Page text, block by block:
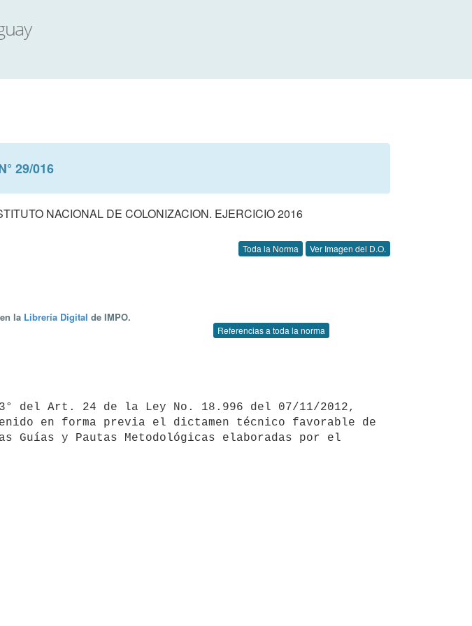
29/016
NACIONAL DE COLONIZACION. EJERCICIO 2016
Toda la Norma Ver Imagen del D.O.
la Librería Digital de IMPO.
Referencias a toda la norma
en forma previa el dictamen técnico favorable de
Guías y Pautas Metodológicas elaboradas por el